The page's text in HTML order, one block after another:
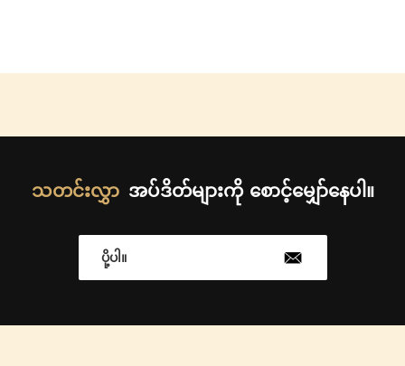
သတင်းလွှာ အပ်ဒိတ်များကို စောင့်မျှော်နေပါ။
ပို့ပါ။